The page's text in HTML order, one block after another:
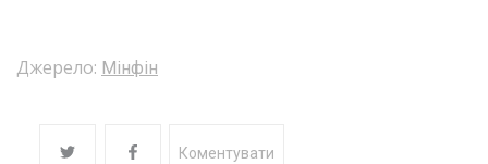
Джерело: Мінфін
Коментувати